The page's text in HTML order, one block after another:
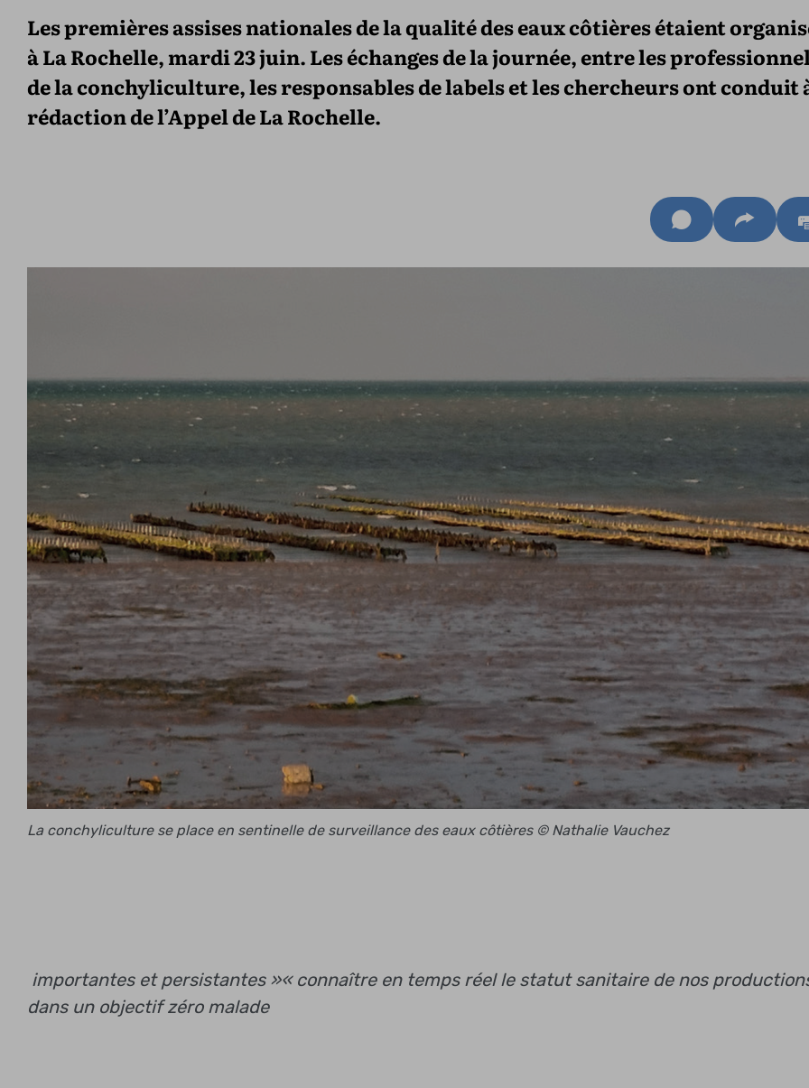
Les premières assises nationales de la qualité des eaux côtières étaient
à La Rochelle, mardi 23 juin. Les échanges de la journée, entre les
de la conchyliculture, les responsables de labels et les chercheurs ont conduit
rédaction de l’Appel de La Rochelle.
La conchyliculture se place en sentinelle de surveillance des eaux côtières © Nathalie Vauchez
importantes et persistantes »« connaître en temps réel le statut sanitaire de nos
dans un objectif zéro malade